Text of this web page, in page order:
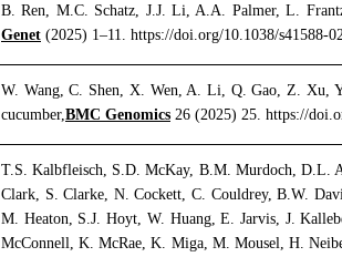
B. Ren, M.C. Schatz, J.J. Li, A.A. Palmer, L.
Genet (2025) 1–11. https://doi.org/10.1038/s41588-
W. Wang, C. Shen, X. Wen, A. Li, Q. Gao, Z. Xu,
cucumber, BMC Genomics 26 (2025) 25. https://
T.S. Kalbfleisch, S.D. McKay, B.M. Murdoch, D.L.
Clark, S. Clarke, N. Cockett, C. Couldrey, B.W.
M. Heaton, S.J. Hoyt, W. Huang, E. Jarvis, J.
McConnell, K. McRae, K. Miga, M. Mousel, H.